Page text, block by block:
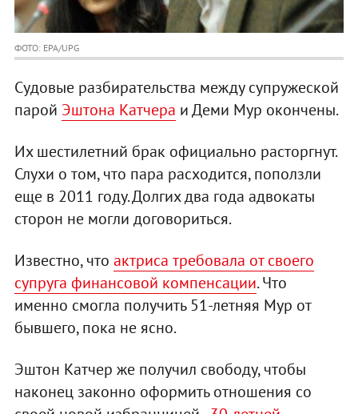
ФОТО: EPA/UPG
Судовые разбирательства между супружеской
парой Эштона Катчера и Деми Мур окончены.
Их шестилетний брак официально расторгнут.
Слухи о том, что пара расходится, поползли
еще в 2011 году. Долгих два года адвокаты
сторон не могли договориться.
Известно, что актриса требовала от своего
супруга финансовой компенсации. Что
именно смогла получить 51-летняя Мур от
бывшего, пока не ясно.
Эштон Катчер же получил свободу, чтобы
наконец законно оформить отношения со